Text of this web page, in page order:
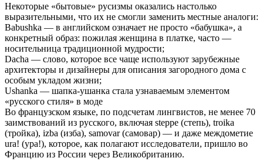
Некоторые «бытовые» русизмы оказались настолько
выразительными, что их не смогли заменить местные аналоги:
Babushka — в английском означает не просто «бабушка», а
конкретный образ: пожилая женщина в платке, часто —
носительница традиционной мудрости;
Dacha — слово, которое все чаще используют зарубежные
архитекторы и дизайнеры для описания загородного дома с
особым укладом жизни;
Ushanka — шапка-ушанка стала узнаваемым элементом
«русского стиля» в моде
Во французском языке, по подсчетам лингвистов, не менее 70
заимствований из русского, включая steppe (степь), troika
(тройка), izba (изба), samovar (самовар) — и даже междометие
ura! (ура!), которое, как полагают исследователи, пришло во
Францию из России через Великобританию.